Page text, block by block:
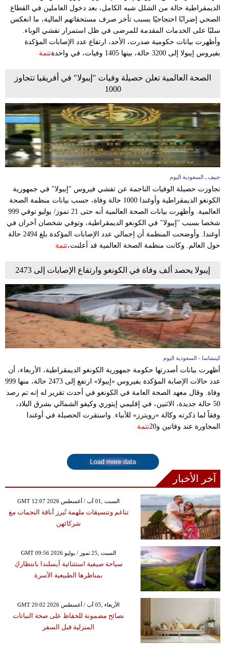
الديمقراطية حالة من الشلل شبه الكامل، بعد دخول العاملين في القطاع
الصحي إضرابًا احتجاجيًا بسبب تأخر صرف مستحقاتهم المالية، ما انعكس
سلبًا على الخدمات المقدمة للمرضى في ظل استمرار تفشي الوباء.
وأظهرت بيانات حكومية صدرت، الأحد، ارتفاع عدد الإصابات المؤكدة
بفيروس إيبولا إلى 3200 حالة، بينها 1405 وفيات، في واحدة
تتمة
الصحة العالمية تعلن حصيلة وفيات "إيبولا" في أفريقيا تتجاوز
1000
جنيف ـ السعودية اليوم
تجاوزت حصيلة الوفيات الناجمة عن تفشي فيروس "إيبولا" في جمهورية
الكونغو الديمقراطية وأوغندا 1000 حالة وفاة، حسب بيانات منظمة الصحة
العالمية. وأظهرت بيانات الصحة العالمية أنه حتى 21 تموز/ يوليو توفي 999
شخصا بسبب "إيبولا" في الكونغو الديمقراطية، وتوفي شخصان آخران في
أوغندا. وأوضحت المنظمة أن إجمالي عدد الإصابات المؤكدة بلغ 2494 حالة
حول العالم. وكانت منظمة الصحة العالمية قد أعلنت،تتمة
إيبولا يحصد ألف وفاة في الكونغو وارتفاع الإصابات إلى 2473
كينشاسا - السعودية اليوم
أظهرت بيانات أصدرتها حكومة جمهورية الكونغو الديمقراطية، الأربعاء، أن
عدد حالات الإصابة المؤكدة بفيروس «إيبولا» ارتفع إلى 2473 حالة، منها 999
وفاة. وقال معهد الصحة العامة في الكونغو في أحدث تقرير له إنه تم رصد
50 حالة جديدة، الاثنين، في إقليمي إيتوري وكيفو الشمالي بشرق البلاد،
وفقاً لما ذكرته وكالة «رويترز» للأنباء. واستقرت الحصيلة في أوغندا
المجاورة عند وفاتين و20
تتمة
Load more data
آخر الأخبار
GMT 12:07 2026 السبت ,01 آب / أغسطس
تناغم وتنسيقات ملهمة تُبرز أناقة النجمات مع
شركائهن
GMT 09:56 2026 السبت ,25 تموز / يوليو
سياحة صيفية استثنائية آيسلندا بانتظاركِ
بمناظرها الطبيعية الآسرة
GMT 20:02 2026 الأربعاء ,05 آب / أغسطس
نصائح مضمونة للحفاظ على صحة النباتات
المنزلية قبل السفر